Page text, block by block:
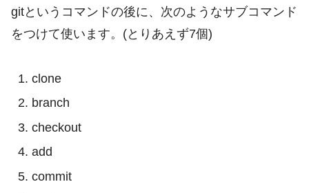
gitというコマンドの後に、次のようなサブコマンド
をつけて使います。(とりあえず7個)
clone
branch
checkout
add
commit